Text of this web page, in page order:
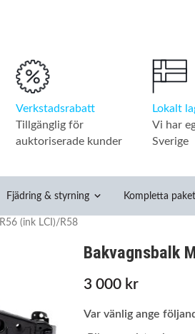
Verkstadsrabatt
Tillgänglig för
auktoriserade kunder
Lokalt
Vi har
Sverige
Fjädring & styrning Kompletta paket
(ink LCI)/R58
Bakvagnsbalk
3 000 kr
Var vänlig ange